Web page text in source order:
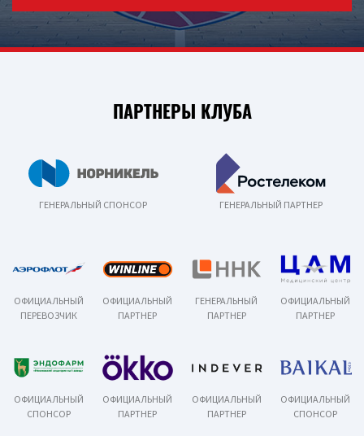
ПАРТНЕРЫ КЛУБА
ГЕНЕРАЛЬНЫЙ СПОНСОР ГЕНЕРАЛЬНЫЙ ПАРТНЕР
ОФИЦИАЛЬНЫЙ
ПЕРЕВОЗЧИК
ОФИЦИАЛЬНЫЙ
ПАРТНЕР
ГЕНЕРАЛЬНЫЙ
ПАРТНЕР
ОФИЦИАЛЬНЫЙ
ПАРТНЕР
ОФИЦИАЛЬНЫЙ
СПОНСОР
ОФИЦИАЛЬНЫЙ
ПАРТНЕР
ОФИЦИАЛЬНЫЙ
ПАРТНЕР
ОФИЦИАЛЬНЫЙ
СПОНСОР